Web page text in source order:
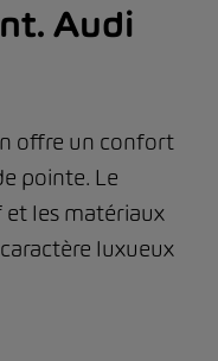
Audi
offre un confort
pointe. Le
les matériaux
luxueux